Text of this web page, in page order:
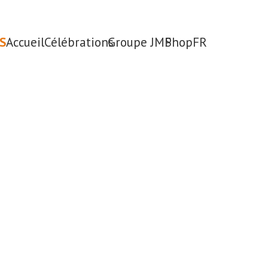
AccueilCélébrationsGroupe JMPShopFR